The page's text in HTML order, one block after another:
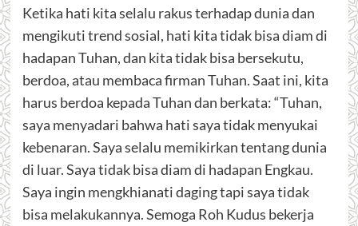
Ketika hati kita selalu rakus terhadap dunia dan
mengikuti trend sosial, hati kita tidak bisa diam di
hadapan Tuhan, dan kita tidak bisa bersekutu,
berdoa, atau membaca firman Tuhan. Saat ini, kita
harus berdoa kepada Tuhan dan berkata: “Tuhan,
saya menyadari bahwa hati saya tidak menyukai
kebenaran. Saya selalu memikirkan tentang dunia
di luar. Saya tidak bisa diam di hadapan Engkau.
Saya ingin mengkhianati daging tapi saya tidak
bisa melakukannya. Semoga Roh Kudus bekerja